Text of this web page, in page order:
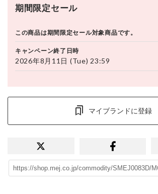
期間限定セール
この商品は期間限定セール対象商品です。
キャンペーン終了日時
2026年8月11日 (Tue) 23:59
マイブランドに登録